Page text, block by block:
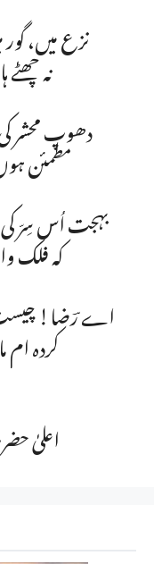
نزع میں،
نہ
دھوپ محشر
مطمئن
بہجت اُس سِرّ کی
کہ فلک
اے رؔضا!
کردہ ام
اعلیٰ